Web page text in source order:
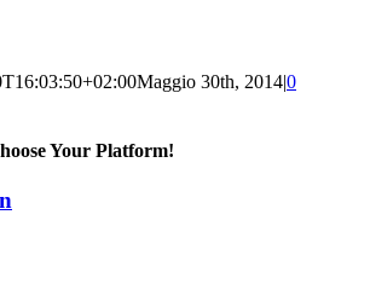
Maggio 30th, 2014|0
Your Platform!